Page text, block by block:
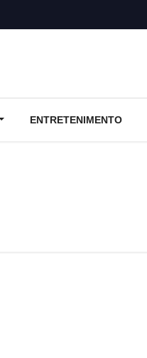
ENTRETENIMENTO